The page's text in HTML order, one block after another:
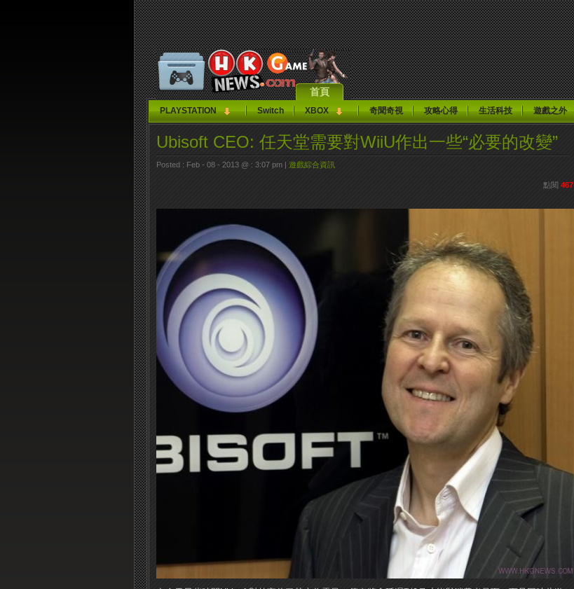
首頁
PLAYSTATION Switch XBOX 奇聞奇視 攻略心得 生活科技 遊戲之外
Ubisoft CEO: 任天堂需要對WiiU作出一些“必要的改變”
Posted : Feb - 08 - 2013 @ : 3:07 pm | 遊戲綜合資訊
點閱 467